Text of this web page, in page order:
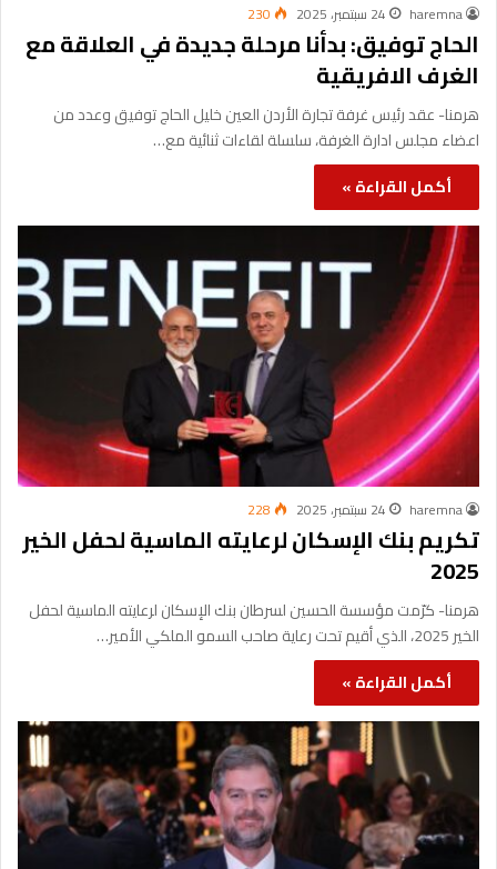
haremna 24 سبتمبر، 2025 230
الحاج توفيق: بدأنا مرحلة جديدة في العلاقة مع
الغرف الافريقية
هرمنا- عقد رئيس غرفة تجارة الأردن العين خليل الحاج توفيق وعدد من
اعضاء مجلس ادارة الغرفة، سلسلة لقاءات ثنائية مع…
أكمل القراءة »
haremna 24 سبتمبر، 2025 228
تكريم بنك الإسكان لرعايته الماسية لحفل الخير
2025
هرمنا- كرّمت مؤسسة الحسين لسرطان بنك الإسكان لرعايته الماسية لحفل
الخير 2025، الذي أقيم تحت رعاية صاحب السمو الملكي الأمير…
أكمل القراءة »